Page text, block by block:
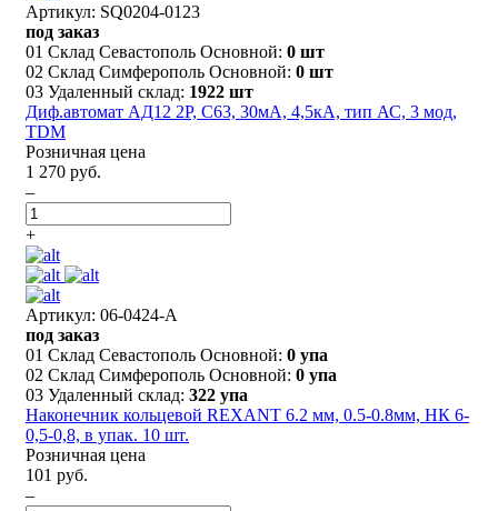
Артикул: SQ0204-0123
под заказ
01 Склад Севастополь Основной: 0 шт
02 Склад Симферополь Основной: 0 шт
03 Удаленный склад: 1922 шт
Диф.автомат АД12 2P, C63, 30мА, 4,5кА, тип АС, 3 мод,
TDM
Розничная цена
1 270 руб.
–
+
Артикул: 06-0424-A
под заказ
01 Склад Севастополь Основной: 0 упа
02 Склад Симферополь Основной: 0 упа
03 Удаленный склад: 322 упа
Наконечник кольцевой REXANT 6.2 мм, 0.5-0.8мм, НК 6-
0,5-0,8, в упак. 10 шт.
Розничная цена
101 руб.
–